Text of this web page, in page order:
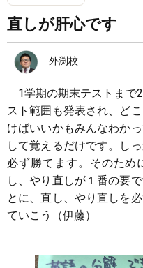
直しが肝心です
外渕校
1学期の期末テストまで
スト範囲も発表され、ど
けばいいかもみんなわか
して覚えるだけです。し
必ず勝てます。そのため
し、やり直しが１番の要
とに、直し、やり直しを
ていこう（伊藤）